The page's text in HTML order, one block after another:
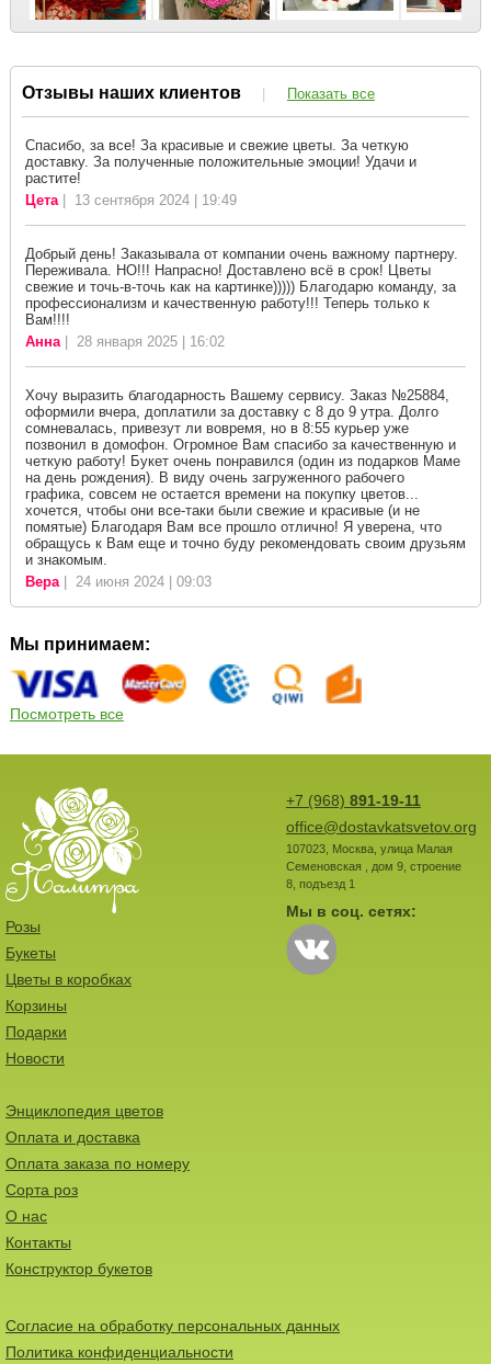
Отзывы наших клиентов | Показать все
Спасибо, за все! За красивые и свежие цветы. За четкую
доставку. За полученные положительные эмоции! Удачи и
растите!
Цета| 13 сентября 2024 | 19:49
Добрый день! Заказывала от компании очень важному партнеру.
Переживала. НО!!! Напрасно! Доставлено всё в срок! Цветы
свежие и точь-в-точь как на картинке))))) Благодарю команду, за
профессионализм и качественную работу!!! Теперь только к
Вам!!!!
Анна| 28 января 2025 | 16:02
Хочу выразить благодарность Вашему сервису. Заказ №25884,
оформили вчера, доплатили за доставку с 8 до 9 утра. Долго
сомневалась, привезут ли вовремя, но в 8:55 курьер уже
позвонил в домофон. Огромное Вам спасибо за качественную и
четкую работу! Букет очень понравился (один из подарков Маме
на день рождения). В виду очень загруженного рабочего
графика, совсем не остается времени на покупку цветов...
хочется, чтобы они все-таки были свежие и красивые (и не
помятые) Благодаря Вам все прошло отлично! Я уверена, что
обращусь к Вам еще и точно буду рекомендовать своим друзьям
и знакомым.
Вера| 24 июня 2024 | 09:03
Мы принимаем:
Посмотреть все
+7 (968) 891-19-11
office@dostavkatsvetov.org
107023, Москва, улица Малая
Семеновская , дом 9, строение
8, подъезд 1
Мы в соц. сетях:
Розы
Букеты
Цветы в коробках
Корзины
Подарки
Новости
Энциклопедия цветов
Оплата и доставка
Оплата заказа по номеру
Сорта роз
О нас
Контакты
Конструктор букетов
Согласие на обработку персональных данных
Политика конфиденциальности